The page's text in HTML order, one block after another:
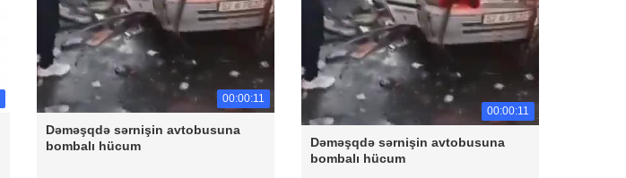
00:00:11
Dəməşqdə sərnişin avtobusuna
bombalı hücum
00:00:11
Dəməşqdə sərnişin avtobusuna
bombalı hücum